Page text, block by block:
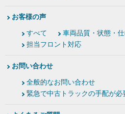
お客様の声
すべて 車両品質・状態・
担当フロント対応
お問い合わせ
全般的なお問い合わせ
緊急で中古トラックの手配が必